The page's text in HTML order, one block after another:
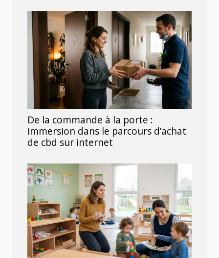
De la commande à la porte :
immersion dans le parcours d’achat
de cbd sur internet